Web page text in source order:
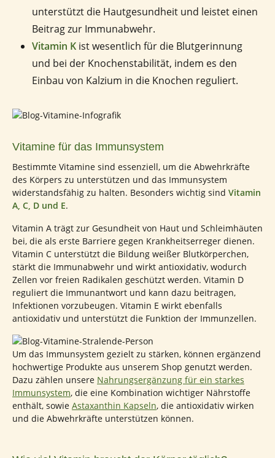
unterstützt die Hautgesundheit und leistet einen
Beitrag zur Immunabwehr.
Vitamin K ist wesentlich für die Blutgerinnung
und bei der Knochenstabilität, indem es den
Einbau von Kalzium in die Knochen reguliert.
Vitamine für das Immunsystem
Bestimmte Vitamine sind essenziell, um die Abwehrkräfte
des Körpers zu unterstützen und das Immunsystem
widerstandsfähig zu halten. Besonders wichtig sind Vitamin
A, C, D und E.
Vitamin A trägt zur Gesundheit von Haut und Schleimhäuten
bei, die als erste Barriere gegen Krankheitserreger dienen.
Vitamin C unterstützt die Bildung weißer Blutkörperchen,
stärkt die Immunabwehr und wirkt antioxidativ, wodurch
Zellen vor freien Radikalen geschützt werden. Vitamin D
reguliert die Immunantwort und kann dazu beitragen,
Infektionen vorzubeugen. Vitamin E wirkt ebenfalls
antioxidativ und unterstützt die Funktion der Immunzellen.
Um das Immunsystem gezielt zu stärken, können ergänzend
hochwertige Produkte aus unserem Shop genutzt werden.
Dazu zählen unsere Nahrungsergänzung für ein starkes
Immunsystem, die eine Kombination wichtiger Nährstoffe
enthält, sowie Astaxanthin Kapseln, die antioxidativ wirken
und die Abwehrkräfte unterstützen können.